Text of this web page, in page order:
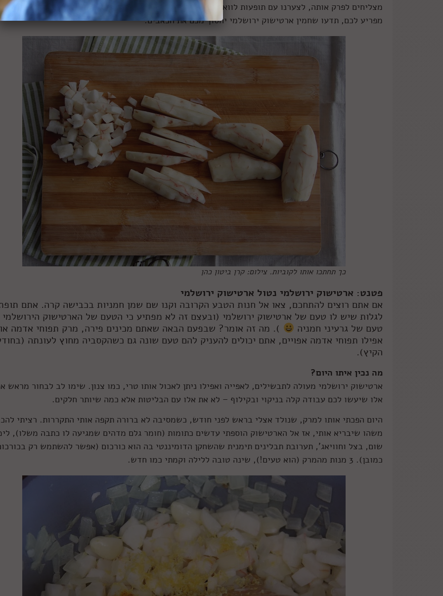
מצליחים לפרק אותה, לצערנו עם תופעות לוואי שרק בישול ממושך של 12 שעות יכול לפתור. אם זה
מפריע לכם, תדעו שחמין ארטישוק ירושלמי יחסוך מכם את הכאבים.
כך תחתכו אותו לקוביות. צילום: קרן ביטון כהן
פטנט: ארטישוק ירושלמי נטול ארטישוק ירושלמי
אם אתם רוצים להתחכם, צאו אל חנות הטבע הקרובה וקנו שם שמן חמניות בכבישה קרה. אתם
לגלות שיש לו טעם של ארטישוק ירושלמי (ובעצם זה לא מפתיע כי הטעם של הארטישוק הירושלמי
טעם של גרעיני חמניה
). מה זה אומר? שבפעם הבאה שאתם מכינים פירה, מרק תפוחי אדמה או
אפילו תפוחי אדמה אפויים, אתם יכולים להעניק להם טעם שונה גם כשהקסביה מחוץ לעונתה
הקיץ).
מה נכין איתו היום?
ארטישוק ירושלמי מעולה לתבשילים, לאפייה ואפילו ניתן לאכול אותו טרי, כמו צנון. שימו לב לבחור מראש
אלו שיעשו לכם עבודה קלה בניקוי ובקילוף – לא את אלו עם הבליטות אלא כמה שיותר חלקים.
היום הפכתי אותו למרק, שנולד אצלי בראש לפני חודש, כשמסיבה לא ברורה תקפה אותי התקררות. רציתי
משהו שיבריא אותי, אז אל הארטישוק הוספתי עדשים כתומות (חומר גלם מדהים שמגיעה לו כתבה משלו),
שום, בצל וחוויאג', תערובת תבלינים תימנית שהשחקן הדומיננטי בה הוא כורכום (אפשר להשתמש רק
כמובן). 3 מנות מהמרק (הוא טעים!), שינה טובה ללילה וקמתי כמו חדש.